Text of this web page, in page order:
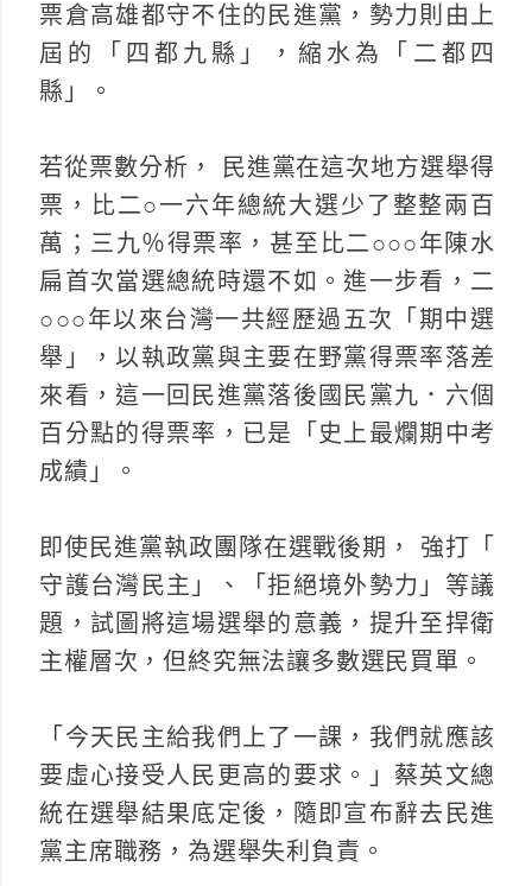
票倉高雄都守不住的民進黨，勢力則由上
屆的「四都九縣」，縮水為「二都四
縣」。
若從票數分析， 民進黨在這次地方選舉得
票，比二○一六年總統大選少了整整兩百
萬；三九％得票率，甚至比二○○○年陳水
扁首次當選總統時還不如。進一步看，二
○○○年以來台灣一共經歷過五次「期中選
舉」，以執政黨與主要在野黨得票率落差
來看，這一回民進黨落後國民黨九．六個
百分點的得票率，已是「史上最爛期中考
成績」。
即使民進黨執政團隊在選戰後期， 強打「
守護台灣民主」、「拒絕境外勢力」等議
題，試圖將這場選舉的意義，提升至捍衛
主權層次，但終究無法讓多數選民買單。
「今天民主給我們上了一課，我們就應該
要虛心接受人民更高的要求。」蔡英文總
統在選舉結果底定後，隨即宣布辭去民進
黨主席職務，為選舉失利負責。